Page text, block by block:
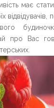
має
про Вас